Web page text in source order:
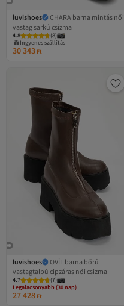
luvishoes
CHARA barna mintás női
vastag sarkú csizma
4.8 (8)
Ingyenes szállítás
30 343 Ft
luvishoes
OVİL barna bőrű
vastagtalpú cipzáras női csizma
4.7 (7)
Legalacsonyabb (30 nap)
Ingyenes szállítás
Legalacsonyabb (30 nap)
27 428 Ft